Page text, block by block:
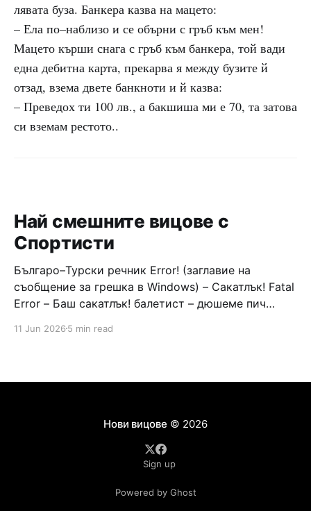
лявата буза. Банкера казва на мацето:
– Ела по–наблизо и се обърни с гръб към мен!
Мацето кърши снага с гръб към банкера, той вади
една дебитна карта, прекарва я между бузите й
отзад, взема двете банкноти и й казва:
– Преведох ти 100 лв., а бакшиша ми е 70, та затова
си вземам рестото..
Най смешните вицове с
Спортисти
Българо–Турски речник Error! (заглавие на
съобщение за грешка в Windows) – Сакатлък! Fatal
Error – Баш сакатлък! балетист – дюшеме пич
Война и мир – Патаклама и рахатлък Cancel –
дявола – дур базик шаркан бабана сакатлък Двама
11 Jun 2026 5 min read
Нови вицове © 2026
Sign up
Powered by Ghost